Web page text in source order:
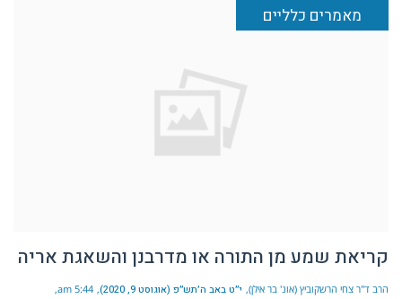
מאמרים כלליים
קריאת שמע מן התורה או מדרבנן והשאגת אריה
הרב ד"ר צחי הרשקוביץ (אונ' בר אילן) י״ט באב ה׳תש״פ (אוגוסט 9, 2020) 5:44 am